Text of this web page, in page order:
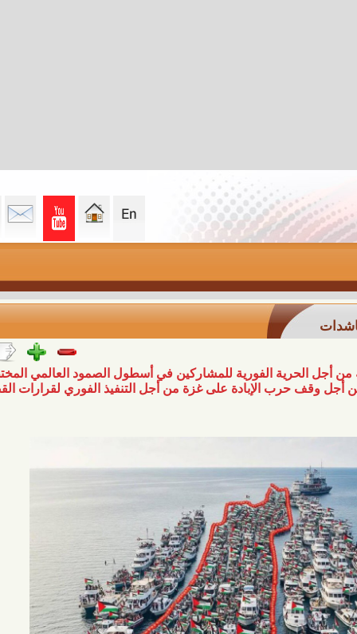
أجل الحرية الفورية للمشاركين في أسطول الصمود العالمي المختطفين من
على غزة من أجل التنفيذ الفوري لقرارات القضاء الدولي